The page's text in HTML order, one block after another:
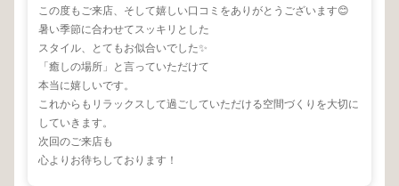
この度もご来店、そして嬉しい口コミをありがとうございます😊
暑い季節に合わせてスッキリとした
スタイル、とてもお似合いでした✨
「癒しの場所」と言っていただけて
本当に嬉しいです。
これからもリラックスして過ごしていただける空間づくりを大切に
していきます。
次回のご来店も
心よりお待ちしております！